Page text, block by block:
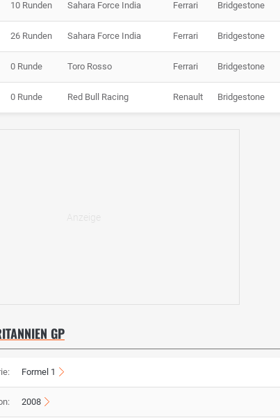
10 Runden Sahara Force India Ferrari Bridgestone
26 Runden Sahara Force India Ferrari Bridgestone
0 Runde Toro Rosso Ferrari Bridgestone
0 Runde Red Bull Racing Renault Bridgestone
GP
Formel 1
2008